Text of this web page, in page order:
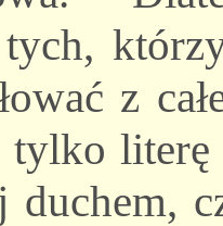
tych,
z
literę
duchem,